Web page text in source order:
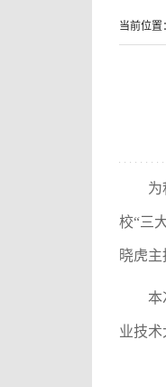
当前位置
为
校“三
晓虎主
本
业技术